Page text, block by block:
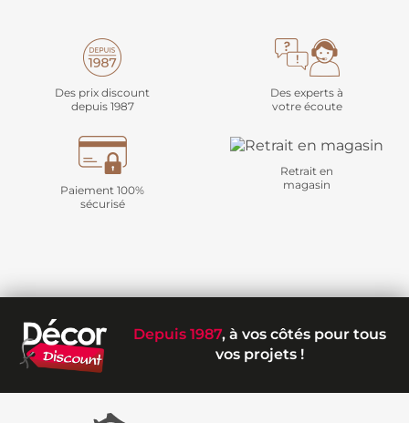
Des prix discount
depuis 1987
Des experts à
votre écoute
Paiement 100%
sécurisé
Retrait en
magasin
Depuis 1987, à vos côtés pour tous
vos projets !